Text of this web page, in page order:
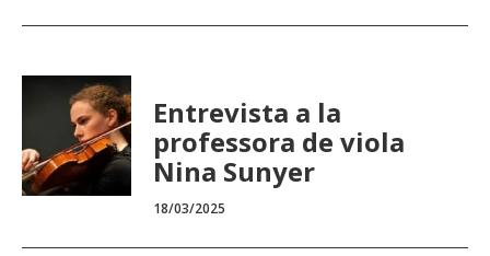
Entrevista a la
professora de viola
Nina Sunyer
18/03/2025